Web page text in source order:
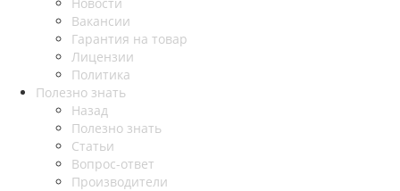
Вакансии
Гарантия на товар
Лицензии
Политика
Полезно знать
Назад
Полезно знать
Статьи
Вопрос-ответ
Производители